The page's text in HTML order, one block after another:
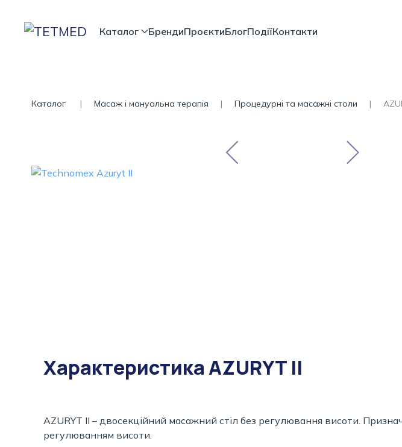
Каталог БрендиПроєктиБлогПодіїКонтакти
Каталог Масаж і мануальна терапія Процедурні та масажні столи
Характеристика AZURYT II
AZURYT II – двосекційний масажний стіл без регулювання висоти.
регулюванням висоти.